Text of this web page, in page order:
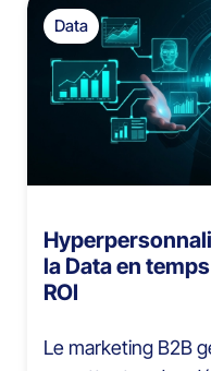
Data
la Data en
ROI
Le marketing B2B